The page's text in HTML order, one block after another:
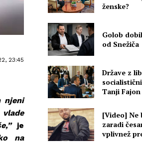
23:45
njeni
je
na
ženske?
Golob
od Snežiča
Države z
Tanji Fajon
[Video] Ne
zaradi
vplivnež